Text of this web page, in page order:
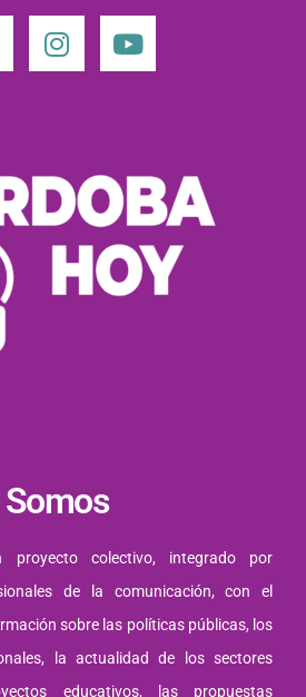
Somos
colectivo, integrado por
de la comunicación, con el
sobre las políticas públicas, los
la actualidad de los sectores
educativos, las propuestas